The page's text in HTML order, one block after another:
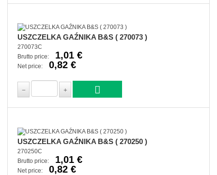
USZCZELKA GAŹNIKA B&S ( 270073 )
270073C
Brutto price:
1,01 €
Net price: 0,82 €
USZCZELKA GAŹNIKA B&S ( 270250 )
270250C
Brutto price:
1,01 €
Net price: 0,82 €